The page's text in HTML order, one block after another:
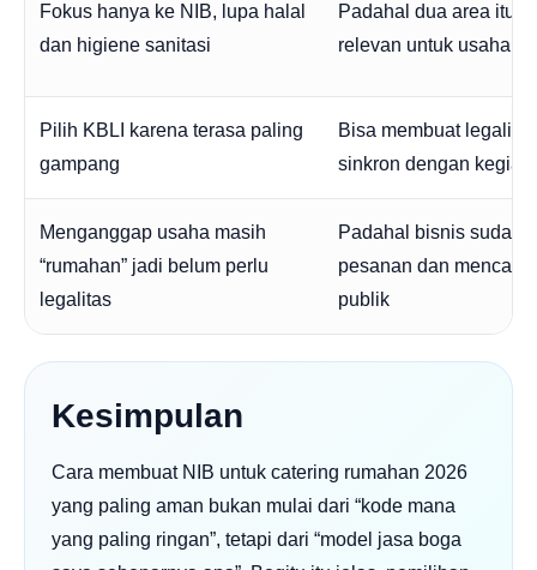
Fokus hanya ke NIB, lupa halal
dan higiene sanitasi
Padahal dua area itu
relevan untuk usaha
Pilih KBLI karena terasa paling
gampang
Bisa membuat
sinkron dengan
Menganggap usaha masih
“rumahan” jadi belum perlu
legalitas
Padahal bisnis sudah
pesanan dan mencari
publik
Kesimpulan
Cara membuat NIB untuk catering rumahan 2026
yang paling aman bukan mulai dari “kode mana
yang paling ringan”, tetapi dari “model jasa boga